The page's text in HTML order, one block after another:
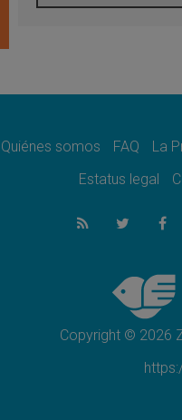
León XIV
07.08.2026
07.08.2026
el
La
muertos en
Tagle: La
revelación
Quiénes somos FAQ La
Estatus legal
Copyright © 2026